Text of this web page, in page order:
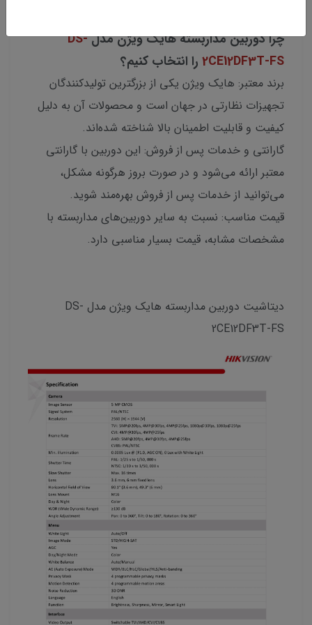
چرا دوربین مداربسته هایک ویژن مدلDS-
2CE12DF3T-FS را انتخاب کنیم؟
برند معتبر: هایک ویژن یکی از بزرگترین تولیدکنندگان
تجهیزات نظارتی در جهان است و محصولات آن به دلیل
کیفیت و قابلیت اطمینان بالا شناخته شده‌اند.
گارانتی و خدمات پس از فروش: این دوربین با گارانتی
معتبر ارائه می‌شود و در صورت بروز هرگونه مشکل،
می‌توانید از خدمات پس از فروش بهره‌مند شوید.
قیمت مناسب: نسبت به سایر دوربین‌های مداربسته با
مشخصات مشابه، قیمت بسیار مناسبی دارد.
دیتاشیت دوربین مداربسته هایک ویژن مدل DS-
2CE12DF3T-FS